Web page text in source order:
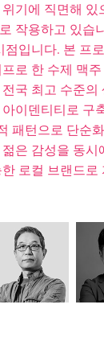
기에 직면해
작용하고 있습
입니다. 본 프
로 한 수제 맥
국 최고 수준
이덴티티로 구
패턴으로 단순
은 감성을 동
로컬 브랜드